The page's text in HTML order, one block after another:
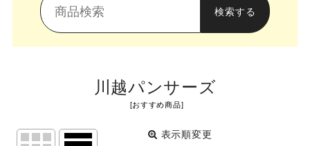
川越パンサーズ
[おすすめ商品]
表示順変更